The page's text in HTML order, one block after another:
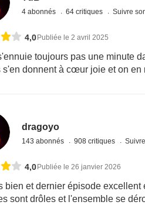
4 abonnés 64 critiques Suivre
4,0 Publiée le 2 avril 2025
toujours pas une minute
s'en donnent à cœur joie et on en
dragoyo
143 abonnés 908 critiques
4,0 Publiée le 26 janvier 2026
bien et dernier épisode
sont drôles et l'ensemble se